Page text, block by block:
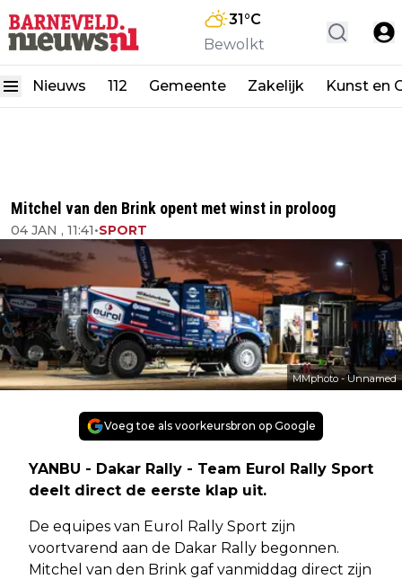
31°C
Bewolkt
Nieuws 112 Gemeente Zakelijk Kunst en
Mitchel van den Brink opent met winst in proloog
04 JAN , 11:41•SPORT
MMphoto - Unnamed
Voeg toe als voorkeursbron op Google
YANBU - Dakar Rally - Team Eurol Rally Sport
deelt direct de eerste klap uit.
De equipes van Eurol Rally Sport zijn
voortvarend aan de Dakar Rally begonnen.
Mitchel van den Brink gaf vanmiddag direct zijn